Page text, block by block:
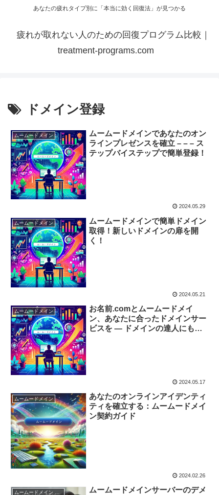
あなたの疲れタイプ別に「本当に効く回復法」が見つかる
疲れが取れない人のための回復プログラム比較｜
treatment-programs.com
ドメイン登録
ムームードメイン
ムームードメインであなたのオン
ラインプレゼンスを確立 – – – ス
テップバイステップで簡単登録！
2024.05.29
ムームードメイン
ムームードメインで簡単ドメイン
取得！新しいドメインの扉を開
く！
2024.05.21
ムームードメイン
お名前.comとムームードメイ
ン、あなたに合ったドメインサー
ビスを — ドメインの達人にも、
2024.05.17
ムームードメイン
あなたのオンラインアイデンティ
ティを確立する：ムームードメイ
ン契約ガイド
2024.02.26
ムームードメインサーバーのデメ